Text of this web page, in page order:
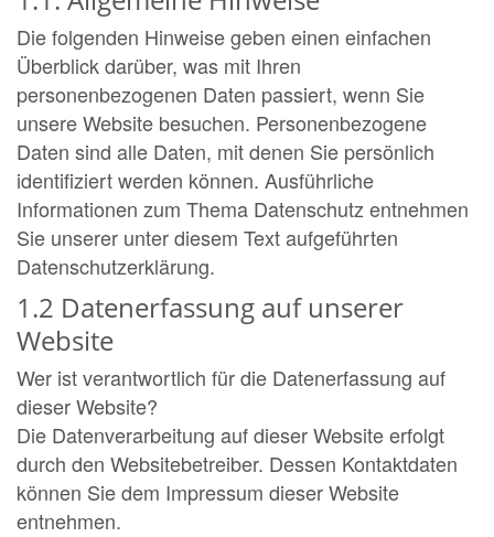
Die folgenden Hinweise geben einen einfachen
Überblick darüber, was mit Ihren
personenbezogenen Daten passiert, wenn Sie
unsere Website besuchen. Personenbezogene
Daten sind alle Daten, mit denen Sie persönlich
identifiziert werden können. Ausführliche
Informationen zum Thema Datenschutz entnehmen
Sie unserer unter diesem Text aufgeführten
Datenschutzerklärung.
1.2 Datenerfassung auf unserer
Website
Wer ist verantwortlich für die Datenerfassung auf
dieser Website?
Die Datenverarbeitung auf dieser Website erfolgt
durch den Websitebetreiber. Dessen Kontaktdaten
können Sie dem Impressum dieser Website
entnehmen.